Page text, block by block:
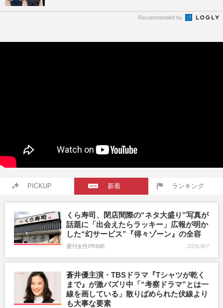
Recommended by
PICKUP 新着 ランキング
くら寿司、閉店間際の“ネタ大盛り”写真が
話題に「出会えたらラッキー」広報が明か
した“幻サービス”『得々ゾーン』の全容
週刊女性PRIME 2026/8/7
蒼井優主演・TBSドラマ『Tシャツが乾く
まで』が激バズリ中「“考察ドラマ”とは一
線を画している」散りばめられた伏線より
も大事な要素